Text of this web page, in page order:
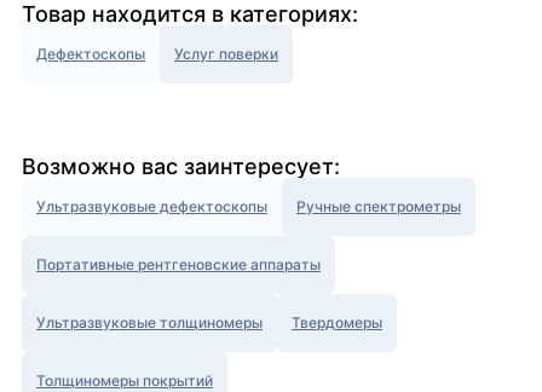
Товар находится в категориях:
Дефектоскопы Услуг поверки
Возможно вас заинтересует:
Ультразвуковые дефектоскопы Ручные спектрометры
Портативные рентгеновские аппараты
Ультразвуковые толщиномеры Твердомеры
Толщиномеры покрытий